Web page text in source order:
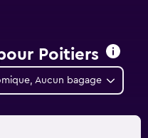
Poitiers
Aucun bagage